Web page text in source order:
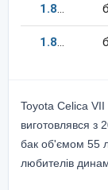
1.8192
1.8182
Toyota Celica
виготовлявся з
бак об'ємом 55
любителів